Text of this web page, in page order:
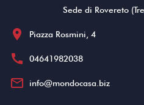
Sede di Rovereto
location_on Piazza Rosmini, 4
call 04641982038
mail_outline info@mondocasa.biz